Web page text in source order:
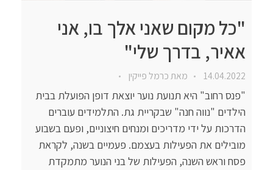
"כל מקום שאני אלך בו, אני
אאיר, בדרך שלי"
14.04.2022 מאתכרמל פייקין
"פנס רחוב" היא תנועת נוער יוצאת דופן הפועלת בבית
הילדים "נווה חנה" שבקריית גת. התלמידים עוברים
הדרכות על ידי מדריכים ומנחים חיצוניים, ופעם בשבוע
מובילים את הפעילות בעצמם. פעמיים בשנה, לקראת
פסח וראש השנה, הפעילות של בני הנוער מתמקדת